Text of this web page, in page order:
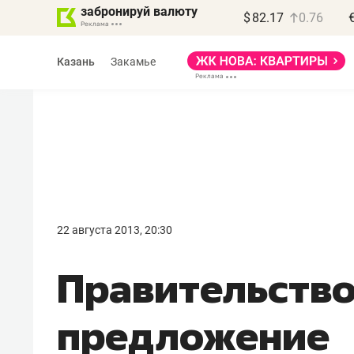
забронируй валюту $ 82.17 0.76
Казань Закамье
22 августа 2013, 20:30
предложение
правил, бизнес может
потерять минимум